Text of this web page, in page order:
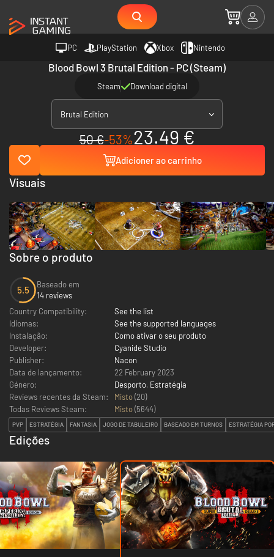
PC PlayStation Xbox Nintendo
Blood Bowl 3 Brutal Edition - PC (Steam)
Steam Download digital
Brutal Edition
50 €-53%23.49 €
Adicioner ao carrinho
Sobre o produto
5.5
Baseado em
14 reviews
Country Compatibility:
See the list
Idiomas:
See the supported languages
Instalação:
Como ativar o seu produto
Developer:
Cyanide Studio
Publisher:
Nacon
Data de lançamento:
22 February 2023
Género:
Desporto, Estratégia
Reviews recentes da Steam:
Misto(20)
Todas Reviews Steam:
Misto(5644)
PVP ESTRATÉGIA FANTASIA JOGO DE TABULEIRO BASEADO EM TURNOS ESTRATÉGIA
Edições
Visuais